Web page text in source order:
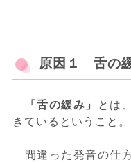
原因１ 舌の
「舌の緩み」 とは
きているということ。
間違った発音の仕